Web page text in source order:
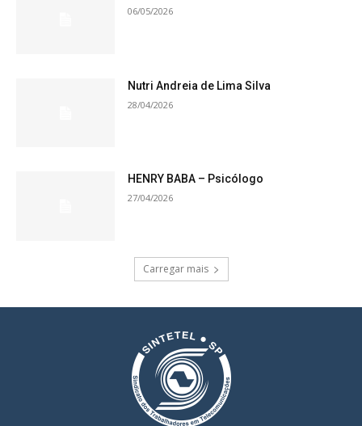
06/05/2026
Nutri Andreia de Lima Silva
28/04/2026
HENRY BABA – Psicólogo
27/04/2026
Carregar mais